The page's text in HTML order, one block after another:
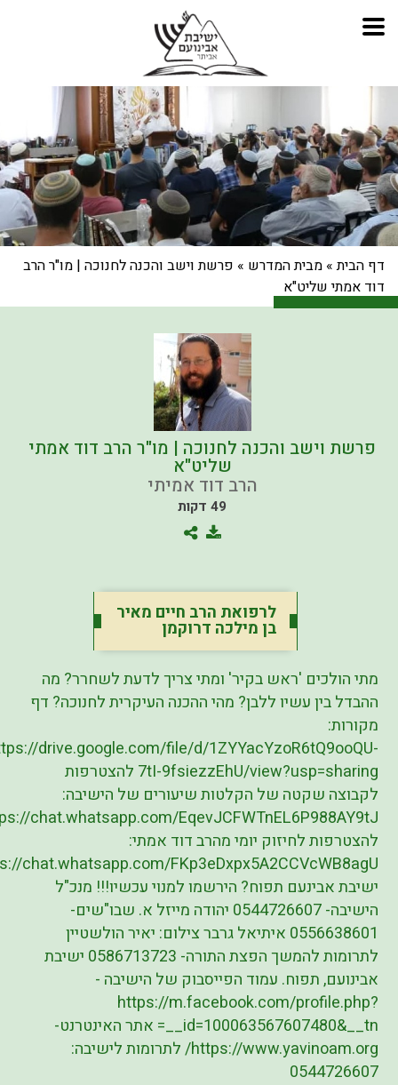
דף הבית» מבית המדרש » פרשת וישב והכנה לחנוכה | מו"ר הרב
דוד אמתי שליט"א
פרשת וישב והכנה לחנוכה | מו"ר הרב דוד אמתי
שליט"א
הרב דוד אמיתי
49 דקות
לרפואת הרב חיים מאיר
בן מילכה דרוקמן
מתי הולכים 'ראש בקיר' ומתי צריך לדעת לשחרר? מה
ההבדל בין עשיו ללבן? מהי ההכנה העיקרית לחנוכה? דף
מקורות:
drive.google.com/file/d/1ZYYacYzoR6tQ9ooQU-
7tI-9fsiezzEhU/view?usp=sharing להצטרפות
לקבוצה שקטה של הקלטות שיעורים של הישיבה:
chat.whatsapp.com/EqevJCFWTnEL6P988AY9tJ
להצטרפות לחיזוק יומי מהרב דוד אמתי:
chat.whatsapp.com/FKp3eDxpx5A2CCVcWB8agU
ישיבת אבינעם תפוח? הירשמו למנוי עכשיו!!! מנכ"ל
הישיבה- 0544726607 יהודה מייזל א. שבו"שים-
0556638601 איתיאל גרבר צילום: יאיר הולשטיין
לתרומות להמשך הפצת התורה- 0586713723 ישיבת
אבינועם, תפוח. עמוד הפייסבוק של הישיבה -
https://m.facebook.com/profile.php?
id=100063567607480&__tn__= אתר האינטרנט-
https://www.yavinoam.org/ לתרומות לישיבה:
0544726607